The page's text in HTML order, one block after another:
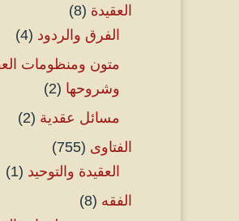
العقيدة (8)
الفرق والردود (4)
متون ومنظومات
وشروحها (2)
مسائل عقدية (2)
الفتاوى (755)
العقيدة والتوحيد (1)
الفقه (8)